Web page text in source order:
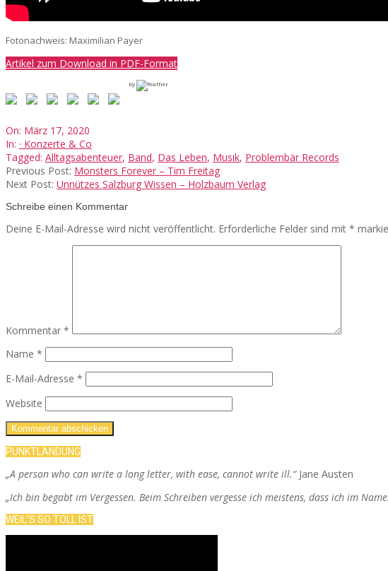
Fotonachweis: Maximilian Payer
Artikel zum Download in PDF-Format
by
2020-
03-
17
On: März 17, 2020
In: · Konzerte & Co
Tagged: Alltagsabenteuer, Band, Das Leben, Musik, Problembär Records
Previous Post: Monsters Forever – Tim Freitag
Next Post: Unnützes Salzburg Wissen – Holzbaum Verlag
Schreibe einen Kommentar
Deine E-Mail-Adresse wird nicht veröffentlicht. Erforderliche Felder sind mit *
Kommentar *
Name *
E-Mail-Adresse *
Website
PUNKTLANDUNG
„A person who can write a long letter, with ease, cannot write ill.“Jane Austen
„Ich bin begabt im Vergessen. Beim Schreiben vergesse ich meistens, dass ich im
WEIL’S SO TOLL IST